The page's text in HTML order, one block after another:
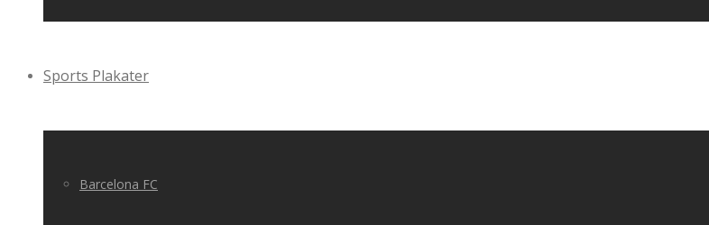
Sports Plakater
Barcelona FC